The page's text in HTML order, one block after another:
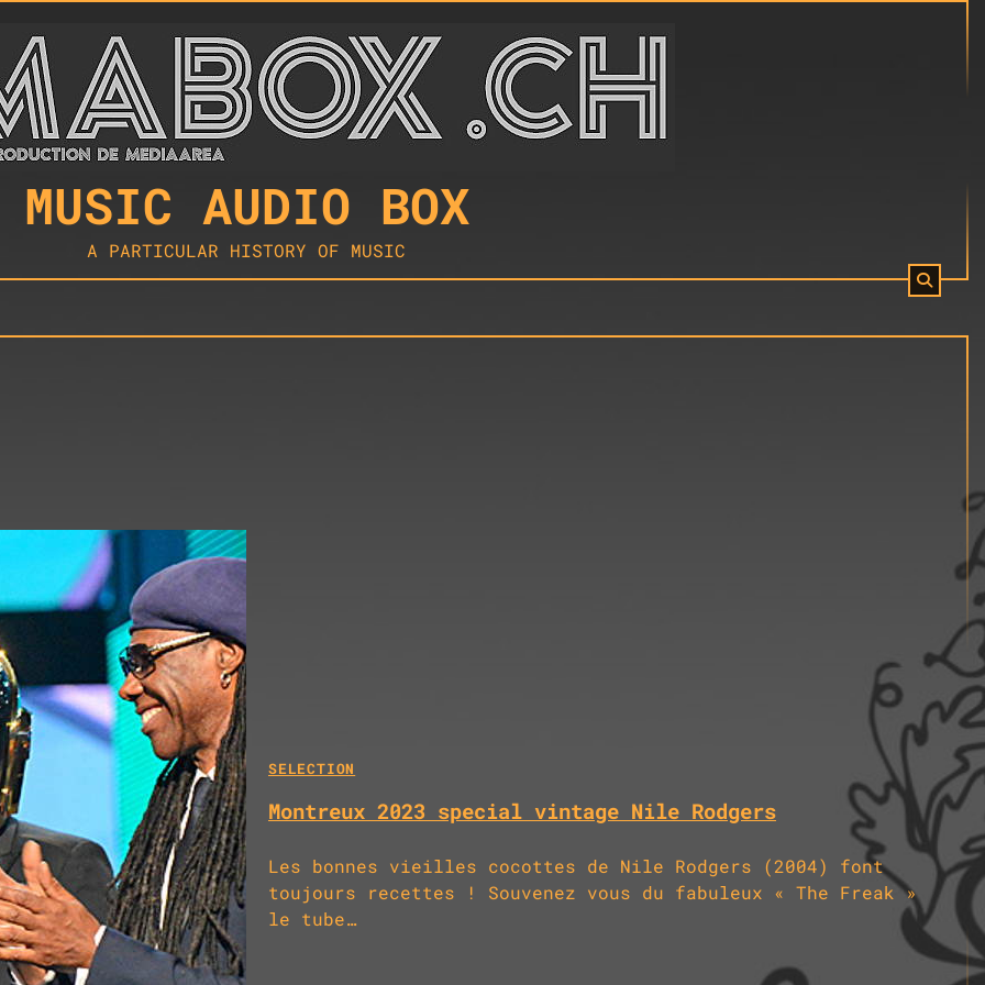
MUSIC AUDIO BOX
A PARTICULAR HISTORY OF MUSIC
SELECTION
Montreux 2023 special vintage Nile Rodgers
Les bonnes vieilles cocottes de Nile Rodgers (2004) font
toujours recettes ! Souvenez vous du fabuleux « The Freak »
le tube…